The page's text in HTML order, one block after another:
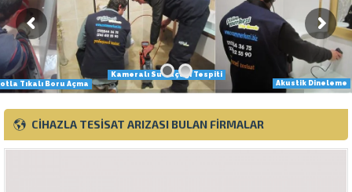
Kameralı Su Kaçağı Tespiti
Tıkalı Boru Açma
Akustik Dineleme
CIHAZLA TESISAT ARIZASI BULAN FIRMALAR